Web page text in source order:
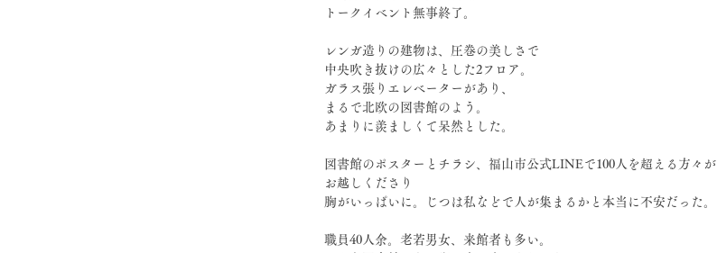
トークイベント無事終了。
レンガ造りの建物は、圧巻の美しさで
中央吹き抜けの広々とした2フロア。
ガラス張りエレベーターがあり、
まるで北欧の図書館のよう。
あまりに羨ましくて呆然とした。
図書館のポスターとチラシ、福山市公式LINEで100人を超える方々が
お越しくださり
胸がいっぱいに。じつは私などで人が集まるかと本当に不安だった。
職員40人余。老若男女、来館者も多い。